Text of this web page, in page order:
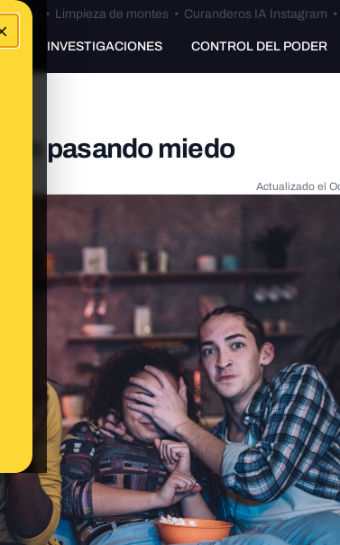
Ceuta • Limpieza de montes• Curanderos IA Instagram •
INVESTIGACIONES CONTROL DEL PODER
pasando miedo
Actualizado el